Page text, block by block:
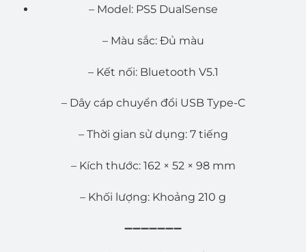
– Model: PS5 DualSense
– Màu sắc: Đủ màu
– Kết nối: Bluetooth V5.1
– Dây cáp chuyển đổi USB Type-C
– Thời gian sử dụng: 7 tiếng
– Kích thước: 162 × 52 × 98 mm
– Khối lượng: Khoảng 210 g
➖➖➖➖➖➖➖